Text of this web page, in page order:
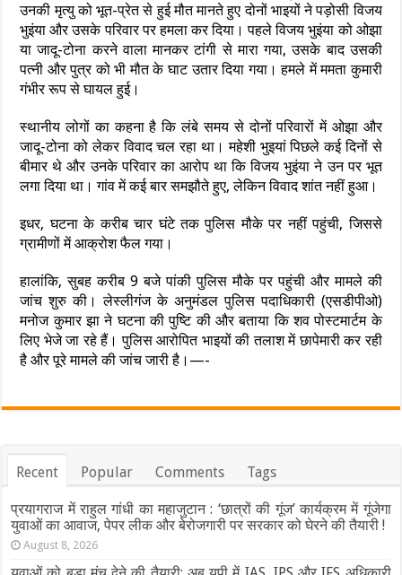
उनकी मृत्यु को भूत-प्रेत से हुई मौत मानते हुए दोनों भाइयों ने पड़ोसी विजय
भुइंया और उसके परिवार पर हमला कर दिया। पहले विजय भुइंया को ओझा
या जादू-टोना करने वाला मानकर टांगी से मारा गया, उसके बाद उसकी
पत्नी और पुत्र को भी मौत के घाट उतार दिया गया। हमले में ममता कुमारी
गंभीर रूप से घायल हुई।
स्थानीय लोगों का कहना है कि लंबे समय से दोनों परिवारों में ओझा और
जादू-टोना को लेकर विवाद चल रहा था। महेशी भुइयां पिछले कई दिनों से
बीमार थे और उनके परिवार का आरोप था कि विजय भुइंया ने उन पर भूत
लगा दिया था। गांव में कई बार समझौते हुए, लेकिन विवाद शांत नहीं हुआ।
इधर, घटना के करीब चार घंटे तक पुलिस मौके पर नहीं पहुंची, जिससे
ग्रामीणों में आक्रोश फैल गया।
हालांकि, सुबह करीब 9 बजे पांकी पुलिस मौके पर पहुंची और मामले की
जांच शुरु की। लेस्लीगंज के अनुमंडल पुलिस पदाधिकारी (एसडीपीओ)
मनोज कुमार झा ने घटना की पुष्टि की और बताया कि शव पोस्टमार्टम के
लिए भेजे जा रहे हैं। पुलिस आरोपित भाइयों की तलाश में छापेमारी कर रही
है और पूरे मामले की जांच जारी है।—-
Recent Popular Comments Tags
प्रयागराज में राहुल गांधी का महाजुटान : ‘छात्रों की गूंज’ कार्यक्रम में गूंजेगा
युवाओं का आवाज, पेपर लीक और बेरोजगारी पर सरकार को घेरने की तैयारी !
August 8, 2026